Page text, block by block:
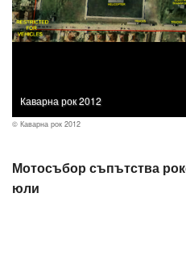
Каварна рок 2012
© Каварна рок 2012
Мотосъбор съпътства
юли